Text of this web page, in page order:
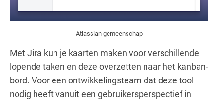
Atlassian gemeenschap
Met Jira kun je kaarten maken voor verschillende
lopende taken en deze overzetten naar het kanban-
bord. Voor een ontwikkelingsteam dat deze tool
nodig heeft vanuit een gebruikersperspectief in